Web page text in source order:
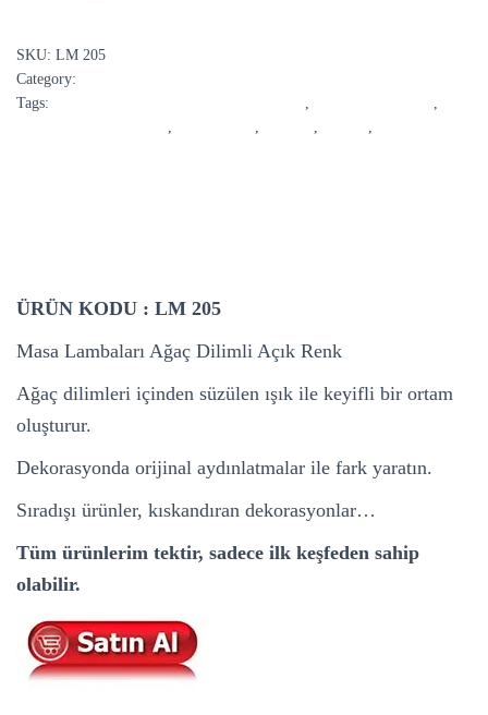
SKU: LM 205
Category:
Tags:
ÜRÜN KODU : LM 205
Masa Lambaları Ağaç Dilimli Açık Renk
Ağaç dilimleri içinden süzülen ışık ile keyifli bir ortam
oluşturur.
Dekorasyonda orijinal aydınlatmalar ile fark yaratın.
Sıradışı ürünler, kıskandıran dekorasyonlar…
Tüm ürünlerim tektir, sadece ilk keşfeden sahip
olabilir.